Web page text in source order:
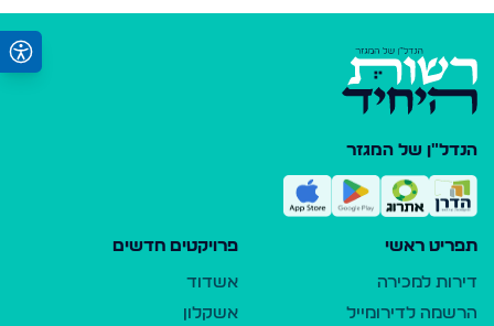
הנדל"ן של המגזר
תפריט ראשי
דירות למכירה
הרשמה לדירומייל
פרויקטים חדשים
אשדוד
אשקלון